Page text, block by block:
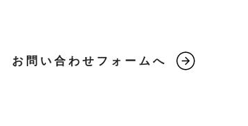
お問い合わせフォームへ